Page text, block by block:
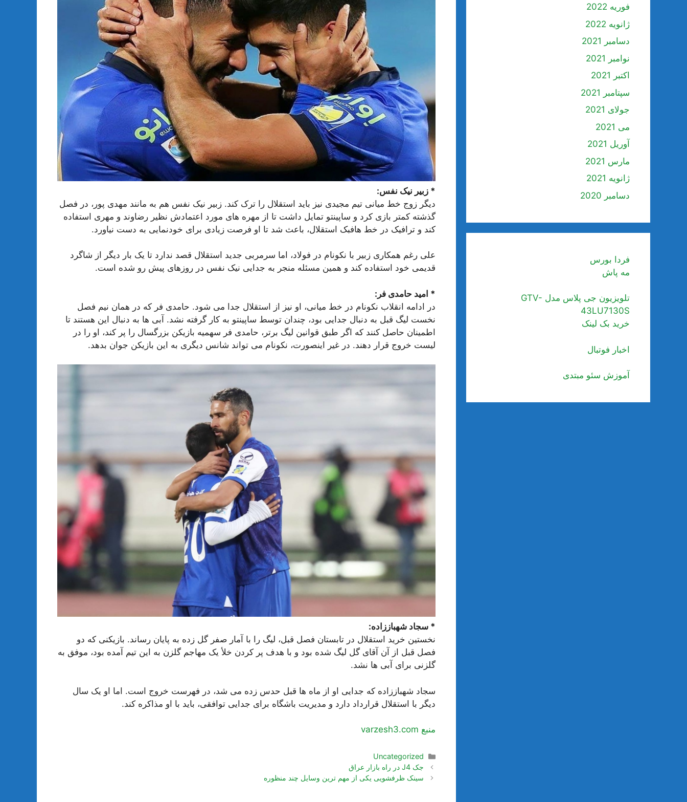
* زبیر نیک نفس:
دیگر زوج خط میانی تیم مجیدی نیز باید استقلال را ترک کند. زبیر نیک نفس هم به مانند مهدی پور، در فصل
گذشته کمتر بازی کرد و ساپینتو تمایل داشت تا از مهره های مورد اعتمادش نظیر رضاوند و مهری استفاده
کند و ترافیک در خط هافبک استقلال، باعث شد تا او فرصت زیادی برای خودنمایی به دست نیاورد.
علی رغم همکاری زبیر با نکونام در فولاد، اما سرمربی جدید استقلال قصد ندارد تا یک بار دیگر از شاگرد
قدیمی خود استفاده کند و همین مسئله منجر به جدایی نیک نفس در روزهای پیش رو شده است.
* امید حامدی فر:
در ادامه انقلاب نکونام در خط میانی، او نیز از استقلال جدا می شود. حامدی فر که در همان نیم فصل
نخست لیگ قبل به دنبال جدایی بود، چندان توسط ساپینتو به کار گرفته نشد. آبی ها به دنبال این هستند تا
اطمینان حاصل کنند که اگر طبق قوانین لیگ برتر، حامدی فر سهمیه بازیکن بزرگسال را پر کند، او را در
لیست خروج قرار دهند. در غیر اینصورت، نکونام می تواند شانس دیگری به این بازیکن جوان بدهد.
* سجاد شهباززاده:
نخستین خرید استقلال در تابستان فصل قبل، لیگ را با آمار صفر گل زده به پایان رساند. بازیکنی که دو
فصل قبل از آن آقای گل لیگ شده بود و با هدف پر کردن خلأ یک مهاجم گلزن به این تیم آمده بود، موفق به
گلزنی برای آبی ها نشد.
سجاد شهباززاده که جدایی او از ماه ها قبل حدس زده می شد، در فهرست خروج است. اما او یک سال
دیگر با استقلال قرارداد دارد و مدیریت باشگاه برای جدایی توافقی، باید با او مذاکره کند.
منبع varzesh3.com
دسته‌ها
Uncategorized
ناوبری
نوشته‌ها
جک J4 در راه بازار عراق
سینک ظرفشویی یکی از مهم ترین وسایل چند منظوره
فوریه 2022
ژانویه 2022
دسامبر 2021
نوامبر 2021
اکتبر 2021
سپتامبر 2021
جولای 2021
می 2021
آوریل 2021
مارس 2021
ژانویه 2021
دسامبر 2020
فردا بورس
مه پاش
تلویزیون جی پلاس مدل GTV-
43LU7130S
خرید بک لینک
اخبار فوتبال
آموزش سئو مبتدی